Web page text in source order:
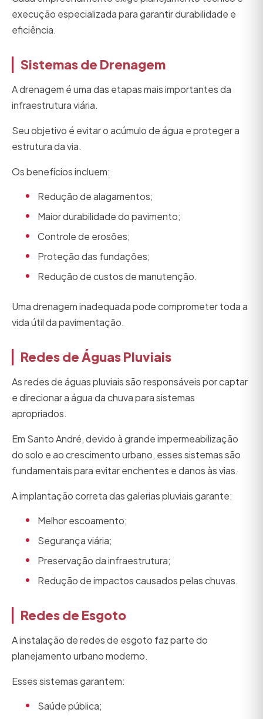
execução especializada para garantir durabilidade e
eficiência.
Sistemas de Drenagem
A drenagem é uma das etapas mais importantes da
infraestrutura viária.
Seu objetivo é evitar o acúmulo de água e proteger a
estrutura da via.
Os benefícios incluem:
Redução de alagamentos;
Maior durabilidade do pavimento;
Controle de erosões;
Proteção das fundações;
Redução de custos de manutenção.
Uma drenagem inadequada pode comprometer toda a
vida útil da pavimentação.
Redes de Águas Pluviais
As redes de águas pluviais são responsáveis por captar
e direcionar a água da chuva para sistemas
apropriados.
Em Santo André, devido à grande impermeabilização
do solo e ao crescimento urbano, esses sistemas são
fundamentais para evitar enchentes e danos às vias.
A implantação correta das galerias pluviais garante:
Melhor escoamento;
Segurança viária;
Preservação da infraestrutura;
Redução de impactos causados pelas chuvas.
Redes de Esgoto
A instalação de redes de esgoto faz parte do
planejamento urbano moderno.
Esses sistemas garantem:
Saúde pública;